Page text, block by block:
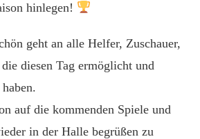
hinlegen!
geht an alle Helfer, Zuschauer,
diesen Tag ermöglicht und
auf die kommenden Spiele und
in der Halle begrüßen zu